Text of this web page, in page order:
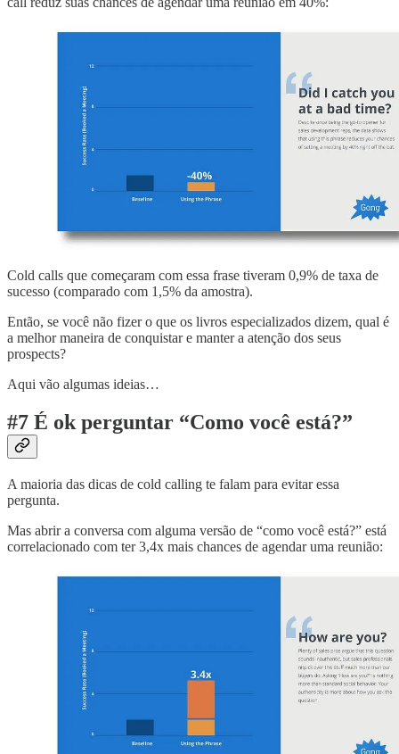
Cold calls que começaram com essa frase tiveram 0,9% de taxa de
sucesso (comparado com 1,5% da amostra).
Então, se você não fizer o que os livros especializados dizem, qual é
a melhor maneira de conquistar e manter a atenção dos seus
prospects?
Aqui vão algumas ideias…
#7 É ok perguntar “Como você está?”
A maioria das dicas de cold calling te falam para evitar essa
pergunta.
Mas abrir a conversa com alguma versão de “como você está?” está
correlacionado com ter 3,4x mais chances de agendar uma reunião: